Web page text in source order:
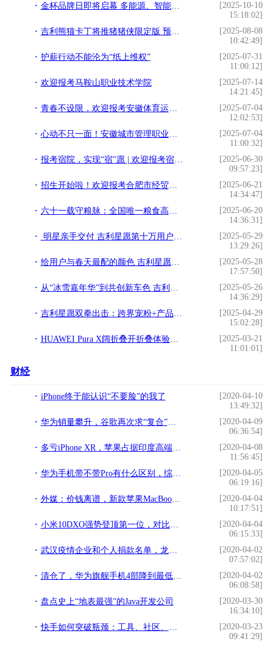
金杯品牌日即将启幕 多能源、智能化、全矩阵焕新亮相
[2025-10-10
15:18:02]
吉利熊猫卡丁将推猪猪侠限定版 预计8月中旬首发上市
[2025-08-08
10:42:49]
护薪行动不能沦为“纸上维权”
[2025-07-31
11:00:12]
欢迎报考马鞍山职业技术学院
[2025-07-14
14:21:45]
青春不设限，欢迎报考安徽体育运动职业技术学院
[2025-07-04
12:02:53]
心动不只一面！安徽城市管理职业学院2025报考理由
[2025-07-04
11:00:32]
报考宿院，实现“宿”愿 | 欢迎报考宿州学院
[2025-06-30
09:57:23]
招生开始啦！欢迎报考合肥市经贸旅游学校
[2025-06-21
14:34:47]
六十一载守粮脉：全国唯一粮食高职的报考价值解码
[2025-06-20
14:36:31]
明星亲手交付 吉利星愿第十万用户获躺平礼包
[2025-05-29
13:29:26]
给用户与春天最配的颜色 吉利星愿新推“天真蓝+星空灰”车色
[2025-05-28
17:57:50]
从“冰雪嘉年华”到共创新车色 吉利星愿凭借“年轻化”卖爆
[2025-05-26
14:36:29]
吉利星愿双拳出击：跨界宠粉+产品实力斩获下一季度销冠
[2025-04-29
15:02:28]
HUAWEI Pura X阔折叠开折叠体验新篇章
[2025-03-21
11:01:01]
财经
iPhone终于能认识“不要脸”的我了
[2020-04-10
13:49:32]
华为销量攀升，谷歌再次求“复合”，申请恢复服务
[2020-04-09
06:36:54]
多亏iPhone XR，苹果占据印度高端智能手机市场3/4份额
[2020-04-08
11:56:45]
华为手机带不带Pro有什么区别，综合来看，哪一个的性价比高？
[2020-04-05
06:19:16]
外媒：价钱离谱，新款苹果MacBook Pro 13寸GPU性能提升仅30%
[2020-04-04
10:17:51]
小米10DXO强势登顶第一位，对比排名前5的其他四款手机有何优势？
[2020-04-04
06:15:33]
武汉疫情企业和个人捐款名单，龙头民企“华为”真的捐了这么多？
[2020-04-02
07:57:02]
清仓了，华为旗舰手机4部降到最低价，网友：终于等到了
[2020-04-02
06:08:58]
盘点史上“地表最强”的Java开发公司
[2020-03-30
16:34:10]
快手如何突破瓶颈：工具、社区、算法，以及关键的50%股权
[2020-03-23
09:41:29]